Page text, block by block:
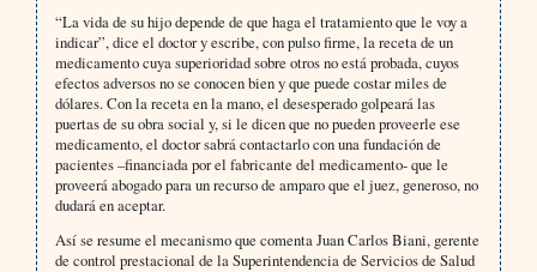
“La vida de su hijo depende de que haga el tratamiento que le voy a
indicar”, dice el doctor y escribe, con pulso firme, la receta de un
medicamento cuya superioridad sobre otros no está probada, cuyos
efectos adversos no se conocen bien y que puede costar miles de
dólares. Con la receta en la mano, el desesperado golpeará las
puertas de su obra social y, si le dicen que no pueden proveerle ese
medicamento, el doctor sabrá contactarlo con una fundación de
pacientes –financiada por el fabricante del medicamento- que le
proveerá abogado para un recurso de amparo que el juez, generoso, no
dudará en aceptar.
Así se resume el mecanismo que comenta Juan Carlos Biani, gerente
de control prestacional de la Superintendencia de Servicios de Salud